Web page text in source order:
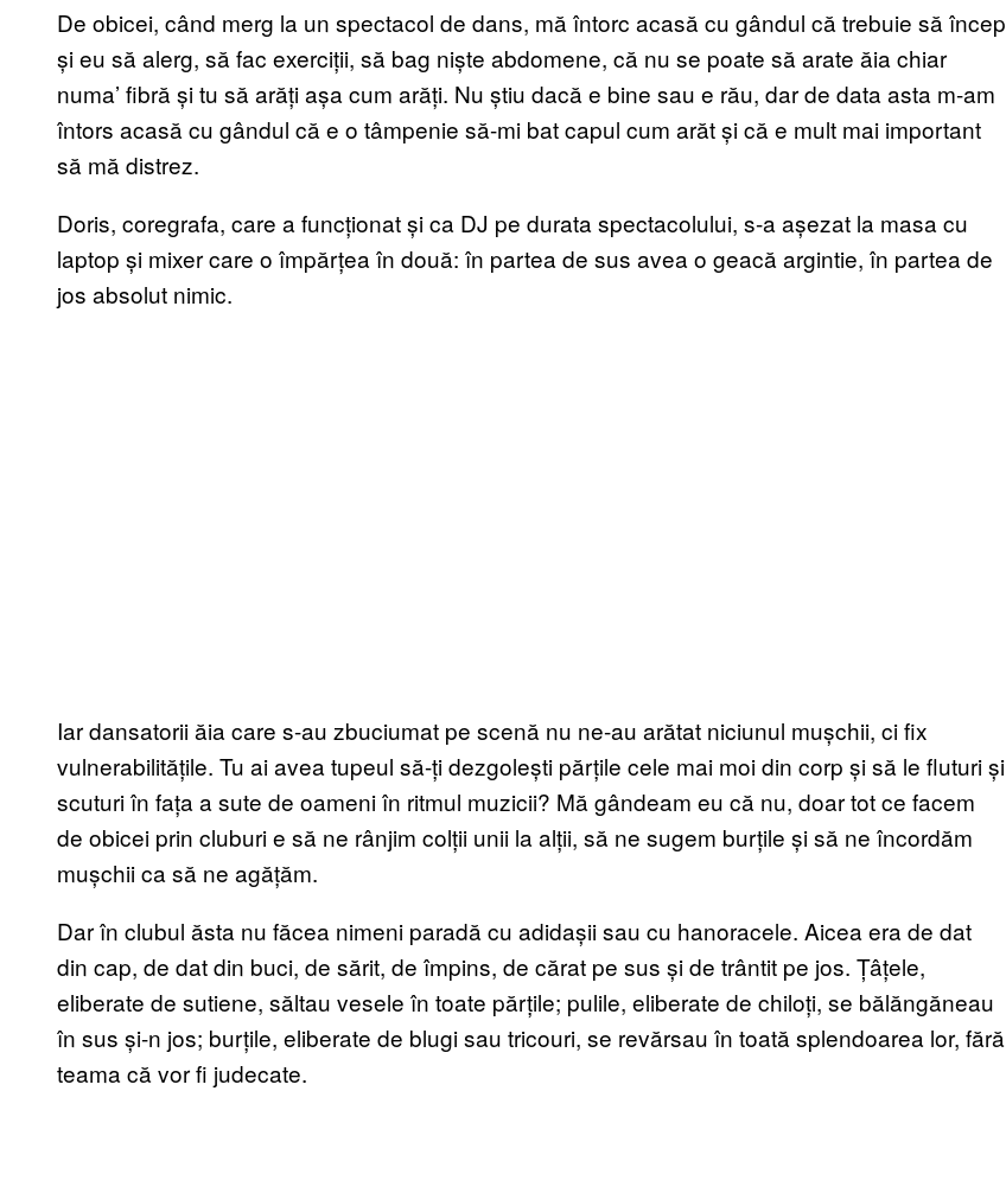
De obicei, când merg la un spectacol de dans, mă întorc acasă cu gândul că trebuie să încep
și eu să alerg, să fac exerciții, să bag niște abdomene, că nu se poate să arate ăia chiar
numa’ fibră și tu să arăți așa cum arăți. Nu știu dacă e bine sau e rău, dar de data asta m-am
întors acasă cu gândul că e o tâmpenie să-mi bat capul cum arăt și că e mult mai important
să mă distrez.
Doris, coregrafa, care a funcționat și ca DJ pe durata spectacolului, s-a așezat la masa cu
laptop și mixer care o împărțea în două: în partea de sus avea o geacă argintie, în partea de
jos absolut nimic.
Iar dansatorii ăia care s-au zbuciumat pe scenă nu ne-au arătat niciunul mușchii, ci fix
vulnerabilitățile. Tu ai avea tupeul să-ți dezgolești părțile cele mai moi din corp și să le fluturi și
scuturi în fața a sute de oameni în ritmul muzicii? Mă gândeam eu că nu, doar tot ce facem
de obicei prin cluburi e să ne rânjim colții unii la alții, să ne sugem burțile și să ne încordăm
mușchii ca să ne agățăm.
Dar în clubul ăsta nu făcea nimeni paradă cu adidașii sau cu hanoracele. Aicea era de dat
din cap, de dat din buci, de sărit, de împins, de cărat pe sus și de trântit pe jos. Țâțele,
eliberate de sutiene, săltau vesele în toate părțile; pulile, eliberate de chiloți, se bălăngăneau
în sus și-n jos; burțile, eliberate de blugi sau tricouri, se revărsau în toată splendoarea lor, fără
teama că vor fi judecate.